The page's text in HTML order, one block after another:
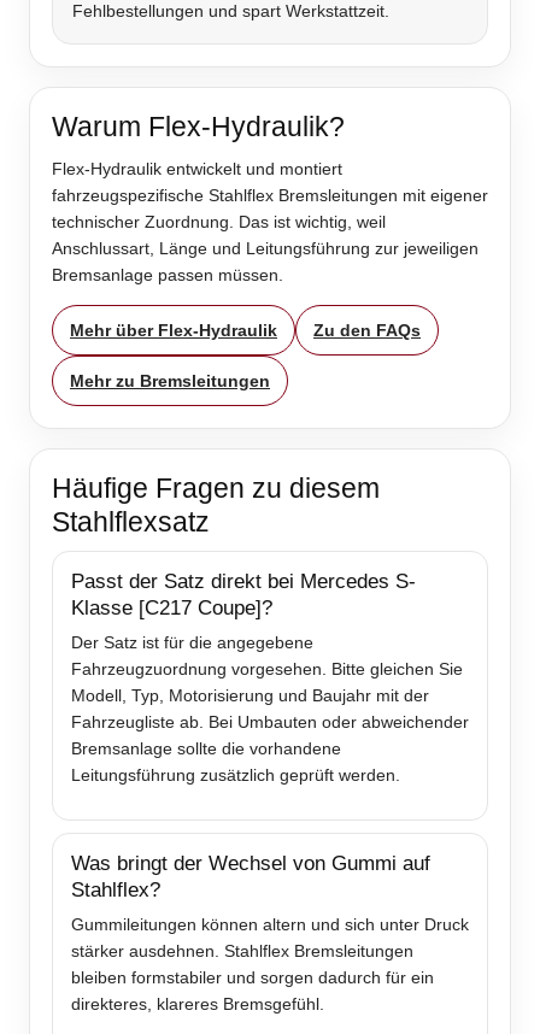
Fehlbestellungen und spart Werkstattzeit.
Warum Flex-Hydraulik?
Flex-Hydraulik entwickelt und montiert
fahrzeugspezifische Stahlflex Bremsleitungen mit eigener
technischer Zuordnung. Das ist wichtig, weil
Anschlussart, Länge und Leitungsführung zur jeweiligen
Bremsanlage passen müssen.
Mehr über Flex-Hydraulik Zu den FAQs
Mehr zu Bremsleitungen
Häufige Fragen zu diesem
Stahlflexsatz
Passt der Satz direkt bei Mercedes S-
Klasse [C217 Coupe]?
Der Satz ist für die angegebene
Fahrzeugzuordnung vorgesehen. Bitte gleichen Sie
Modell, Typ, Motorisierung und Baujahr mit der
Fahrzeugliste ab. Bei Umbauten oder abweichender
Bremsanlage sollte die vorhandene
Leitungsführung zusätzlich geprüft werden.
Was bringt der Wechsel von Gummi auf
Stahlflex?
Gummileitungen können altern und sich unter Druck
stärker ausdehnen. Stahlflex Bremsleitungen
bleiben formstabiler und sorgen dadurch für ein
direkteres, klareres Bremsgefühl.